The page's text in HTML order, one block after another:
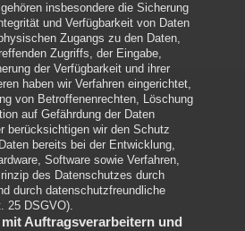
insbesondere die Sicherung
und Verfügbarkeit von Daten
Zugangs zu den Daten,
Zugriffs, der Eingabe,
der Verfügbarkeit und ihrer
haben wir Verfahren eingerichtet,
von Betroffenenrechten, Löschung
auf Gefährdung der Daten
berücksichtigen wir den Schutz
bereits bei der Entwicklung,
Software sowie Verfahren,
des Datenschutzes durch
durch datenschutzfreundliche
25 DSGVO).
Auftragsverarbeitern und